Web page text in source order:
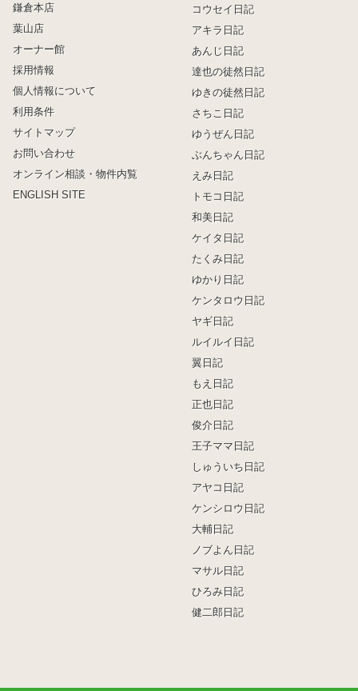
鎌倉本店
葉山店
オーナー館
採用情報
個人情報について
利用条件
サイトマップ
お問い合わせ
オンライン相談・物件内覧
ENGLISH SITE
コウセイ日記
アキラ日記
あんじ日記
達也の徒然日記
ゆきの徒然日記
さちこ日記
ゆうぜん日記
ぶんちゃん日記
えみ日記
トモコ日記
和美日記
ケイタ日記
たくみ日記
ゆかり日記
ケンタロウ日記
ヤギ日記
ルイルイ日記
翼日記
もえ日記
正也日記
俊介日記
王子ママ日記
しゅういち日記
アヤコ日記
ケンシロウ日記
大輔日記
ノブよん日記
マサル日記
ひろみ日記
健二郎日記